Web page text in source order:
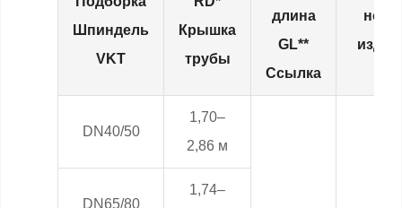
Шпиндель
VKT
Крышка
трубы
длина
GL**
Ссылка
DN40/50
1,70–
2,86 м
DN65/80
1,74–